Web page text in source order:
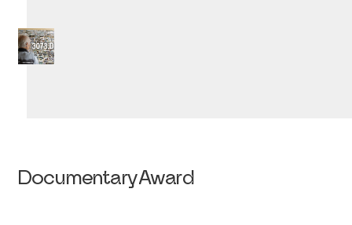
DocumentaryAward